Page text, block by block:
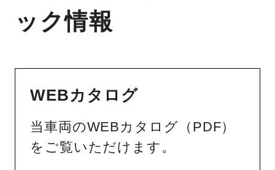
ック情報
WEBカタログ
当車両のWEBカタログ（PDF）
をご覧いただけます。